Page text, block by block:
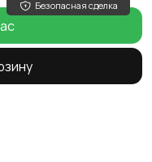
Безопасная сделка